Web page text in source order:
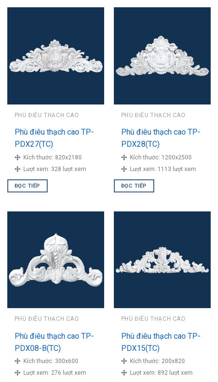
PHÙ ĐIÊU THẠCH CAO
Phù điêu thạch cao TP-
PDX27(TC)
Kích thước: 820x2180
Lượt xem: 328 lượt xem
ĐỌC TIẾP
PHÙ ĐIÊU THẠCH CAO
Phù điêu thạch cao TP-
PDX28(TC)
Kích thước: 1200x2500
Lượt xem: 1113 lượt xem
ĐỌC TIẾP
PHÙ ĐIÊU THẠCH CAO
Phù điêu thạch cao TP-
PDX08-B(TC)
Kích thước: 300x600
Lượt xem: 276 lượt xem
PHÙ ĐIÊU THẠCH CAO
Phù điêu thạch cao TP-
PDX15(TC)
Kích thước: 200x820
Lượt xem: 892 lượt xem